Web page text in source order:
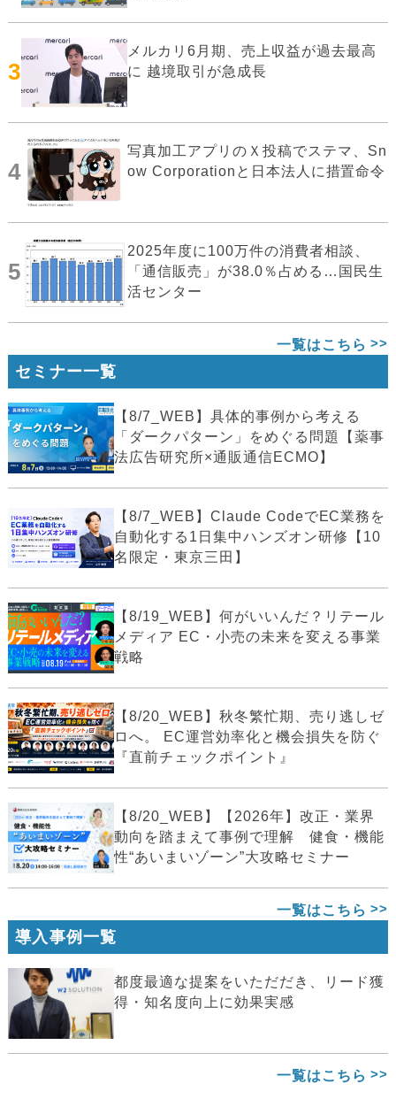
3
メルカリ6月期、売上収益が過去最高
に 越境取引が急成長
4
写真加工アプリのＸ投稿でステマ、Sn
ow Corporationと日本法人に措置命令
5
2025年度に100万件の消費者相談、
「通信販売」が38.0％占める…国民生
活センター
一覧はこちら
セミナー一覧
【8/7_WEB】具体的事例から考える
「ダークパターン」をめぐる問題【薬事
法広告研究所×通販通信ECMO】
【8/7_WEB】Claude CodeでEC業務を
自動化する1日集中ハンズオン研修【10
名限定・東京三田】
【8/19_WEB】何がいいんだ？リテール
メディア EC・小売の未来を変える事業
戦略
【8/20_WEB】秋冬繁忙期、売り逃しゼ
ロへ。 EC運営効率化と機会損失を防ぐ
『直前チェックポイント』
【8/20_WEB】【2026年】改正・業界
動向を踏まえて事例で理解 健食・機能
性“あいまいゾーン”大攻略セミナー
一覧はこちら
導入事例一覧
都度最適な提案をいただだき、リード獲
得・知名度向上に効果実感
一覧はこちら